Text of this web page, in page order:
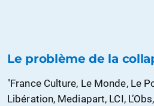
Le problème de la
"France Culture, Le Monde, Le
Libération, Mediapart, LCI,